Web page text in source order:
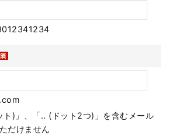
ト)」、「.. (ドット2つ)」を含むメール
だけません